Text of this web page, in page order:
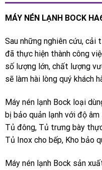
MÁY NÉN LẠNH BOCK
Sau những nghiên cứu, cải
đã thực hiện thành công
số lượng lớn, chất lượng
sẽ làm hài lòng quý khách
Máy nén lạnh Bock loại
bị bảo quản lạnh với độ âm
Tủ đông, Tủ trưng bày
Tủ Inox cho bếp, Kho bảo
Máy nén lạnh Bock sản